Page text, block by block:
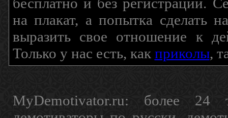
бесплатно и без регистрации.
на плакат, а попытка
выразить свое отношение к
Только у нас есть, как приколы,
MyDemotivator.ru: более 24